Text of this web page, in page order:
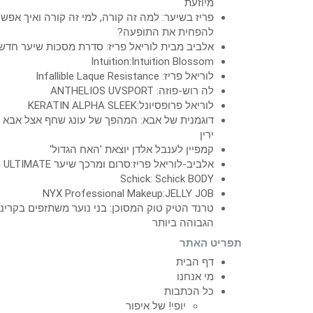
מיוזעת
פריז בשיער: למה זה קורה, למי זה קורה ואיך
להפחית את התופעה?
אלביב מבית לוריאל פריז: סדרת מסכות שיער
Intuition:Intuition Blossom
לוריאל פריז: Infallible Laque Resistance
לה רוש-פוזה: ANTHELIOS UVSPORT
לוריאל פרופסיונל:KERATIN ALPHA SLEEK
דוגמנית של אבא: המהפך של עונג שחף אצל אבא
ירין
קמפיין לענבל אלדן יוצאת 'האח הגדול'
אלביב-לוריאל פריז:סרום ומרכך שיער ULTIMATE
Schick: Schick BODY
NYX Professional Makeup:JELLY JOB
טרנד הטיק טוק המסוכן: בני נוער משתזפים
הגבוהה ביותר
תפריט האתר
דף הבית
מי אנחנו
כל הכתבות
יופי! של איפור